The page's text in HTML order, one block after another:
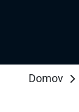
Domov